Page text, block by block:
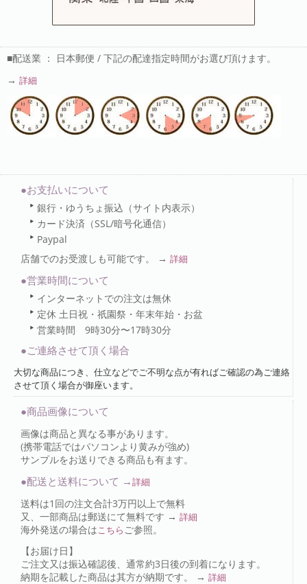
■配送業 ： 日本郵便 / 下記の配達指定時間がお選び頂けます。
→ 詳細
●お支払いについて
銀行・ゆうちょ振込（サイト内表示）
カード決済（SSL/暗号化通信）
Paypal
店舗でのお受渡しも可能です。 → 詳細
●営業時間について
インターネットでの注文は無休
定休 土日祝・祇園祭・年末年始・お盆
営業時間 9時30分〜17時30分
●ご連絡させて頂く場合
大切な商品につき、仕立などでご不明な点が有ればご確認の為ご連絡
させて頂く場合が御座います。
●商品画像について
画像は商品と異なる事があります。
(携帯電話ではパソコンより黄みが強め)
サンプルをお送りできる商品も有ます。
●配送と送料について →詳細
送料は1回の注文合計3万円以上で無料
又、一部商品は郵送にて無料です → 詳細
海外発送の場合はこちら ご参照。
【お届け日】
ご注文又は振込確認後、通常約3日後の到着になります。
納期を記載した商品は其方が納期です。 → 詳細